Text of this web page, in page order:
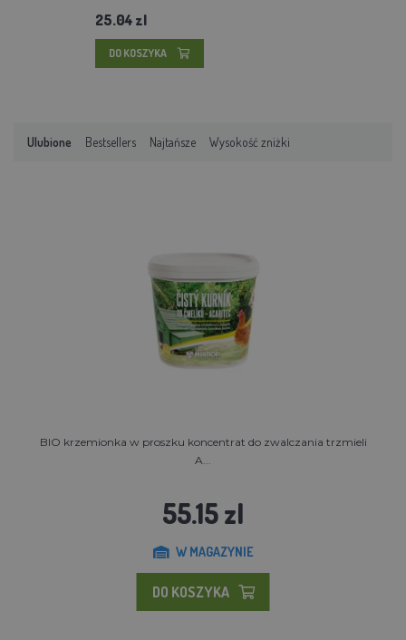
25.04 zl
DO KOSZYKA
Ulubione Bestsellers Najtańsze Wysokość zniżki
BIO krzemionka w proszku koncentrat do zwalczania trzmieli
A...
55.15 zl
W MAGAZYNIE
DO KOSZYKA